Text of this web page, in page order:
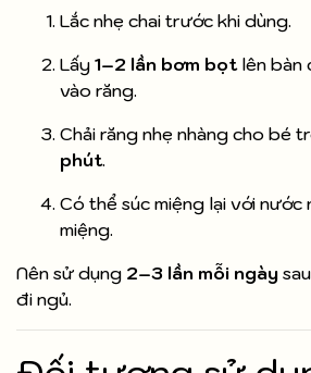
Lắc nhẹ chai trước khi dùng.
Lấy 1–2 lần bơm bọtlên bàn
vào răng.
Chải răng nhẹ nhàng cho bé
phút.
Có thể súc miệng lại với
miệng.
Nên sử dụng 2–3 lần mỗi ngày
đi ngủ.